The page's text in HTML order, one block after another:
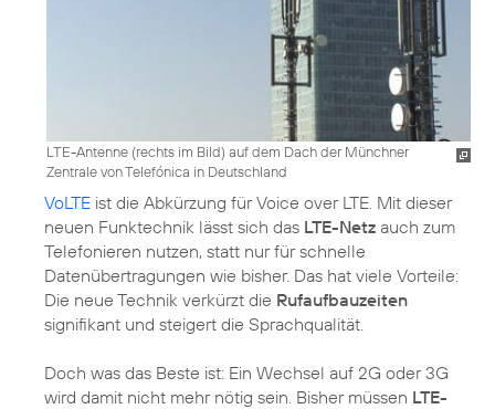
LTE-Antenne (rechts im Bild) auf dem Dach der Münchner
Zentrale von Telefónica in Deutschland
VoLTE ist die Abkürzung für Voice over LTE. Mit dieser
neuen Funktechnik lässt sich das LTE-Netz auch zum
Telefonieren nutzen, statt nur für schnelle
Datenübertragungen wie bisher. Das hat viele Vorteile:
Die neue Technik verkürzt die Rufaufbauzeiten
signifikant und steigert die Sprachqualität.
Doch was das Beste ist: Ein Wechsel auf 2G oder 3G
wird damit nicht mehr nötig sein. Bisher müssen LTE-